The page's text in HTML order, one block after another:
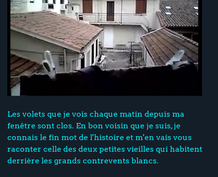
Les volets que je vois chaque matin depuis ma
fenêtre sont clos. En bon voisin que je suis, je
connais le fin mot de l'histoire et m'en vais vous
raconter celle des deux petites vieilles qui habitent
derrière les grands contrevents blancs.